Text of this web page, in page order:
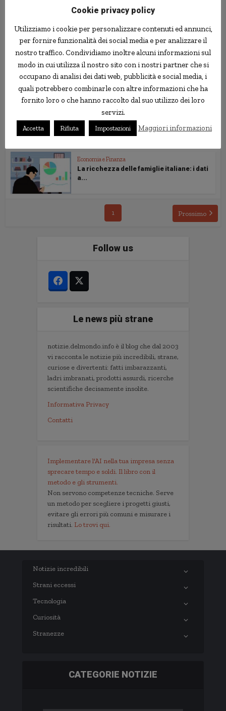
I bilanci delle famiglie italiane
Economia e Finanza
Il problema è che ci sono troppi ricchi?
Economia e Finanza
La ricchezza media delle famiglie
italiane è 350...
Economia e Finanza
La ricchezza delle famiglie italiane: i dati
a...
1 Prossimo
Follow us
Le news più strane
notizie.delmondo.info è il blog che dal 2003
vi racconta le notizie più incredibili, strane,
curiose e divertenti: fatti imbarazzanti,
ladri imbranati, prodotti assurdi, ricerche
scientifiche decisamente insolite.
Informativa Privacy
Contatti
Implementare l'AI nella tua impresa senza
sprecare tempo e soldi. Il libro con il
metodo e gli strumenti.
Non servono competenze tecniche. Serve
un metodo per scegliere i progetti giusti,
evitare gli errori più comuni e misurare i
risultati. Lo trovi qui.
Notizie incredibili
Strani eccessi
Tecnologia
Curiosità
Stranezze
CATEGORIE NOTIZIE
Cookie privacy policy
Utilizziamo i cookie per personalizzare contenuti ed annunci,
per fornire funzionalità dei social media e per analizzare il
nostro traffico. Condividiamo inoltre alcuni informazioni sul
modo in cui utilizza il nostro sito con i nostri partner che si
occupano di analisi dei dati web, pubblicità e social media, i
quali potrebbero combinarle con altre informazioni che ha
fornito loro o che hanno raccolto dal suo utilizzo dei loro
servizi.
Accetta Rifiuta Impostazioni Maggiori informazioni